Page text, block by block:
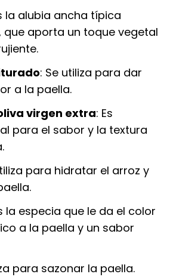
la alubia ancha típica
que aporta un toque vegetal
: Se utiliza para dar
a la paella.
virgen extra: Es
para el sabor y la textura
para hidratar el arroz y
la especia que le da el color
a la paella y un sabor
para sazonar la paella.